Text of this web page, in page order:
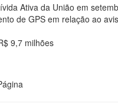
Ativa da União em
de GPS em relação ao
9,7 milhões